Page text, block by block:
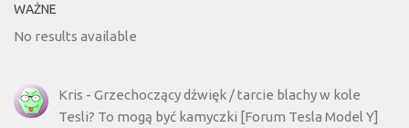
WAŻNE
No results available
Kris - Grzechoczący dźwięk / tarcie blachy w kole
Tesli? To mogą być kamyczki [Forum Tesla Model Y]